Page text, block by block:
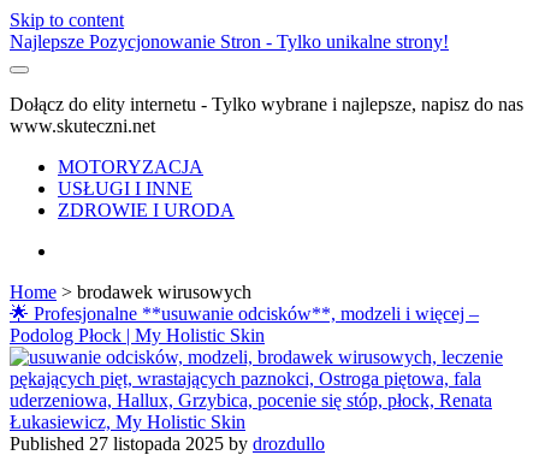
Skip to content
Najlepsze Pozycjonowanie Stron - Tylko unikalne strony!
Dołącz do elity internetu - Tylko wybrane i najlepsze, napisz do nas
www.skuteczni.net
MOTORYZACJA
USŁUGI I INNE
ZDROWIE I URODA
Home > brodawek wirusowych
Tag:
<span>brodawek
wirusowych</span>
🌟 Profesjonalne **usuwanie odcisków**, modzeli i więcej –
Podolog Płock | My Holistic Skin
Published 27 listopada 2025 by drozdullo